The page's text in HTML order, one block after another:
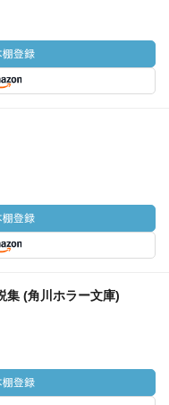
集 (角川ホラー文庫)